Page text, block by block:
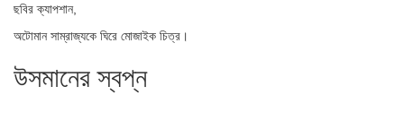
ছবির ক্যাপশান,
অটোমান সাম্রাজ্যকে ঘিরে মোজাইক চিত্র।
উসমানের স্বপ্ন